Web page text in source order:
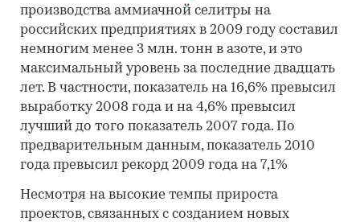
производства аммиачной селитры на
российских предприятиях в 2009 году составил
немногим менее 3 млн. тонн в азоте, и это
максимальный уровень за последние двадцать
лет. В частности, показатель на 16,6% превысил
выработку 2008 года и на 4,6% превысил
лучший до того показатель 2007 года. По
предварительным данным, показатель 2010
года превысил рекорд 2009 года на 7,1%
Несмотря на высокие темпы прироста
проектов, связанных с созданием новых